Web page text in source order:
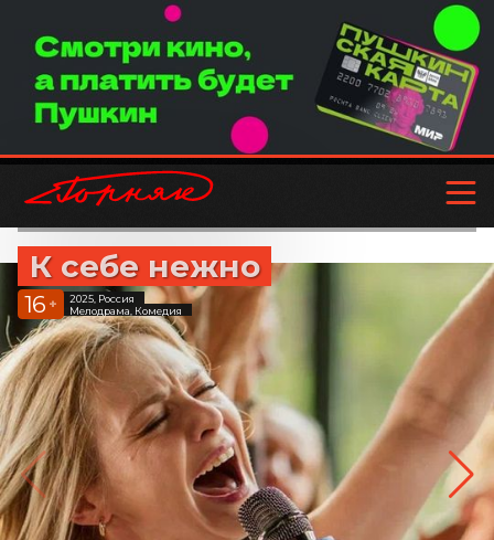
К себе нежно
16 +
2025, Россия
Мелодрама, Комедия